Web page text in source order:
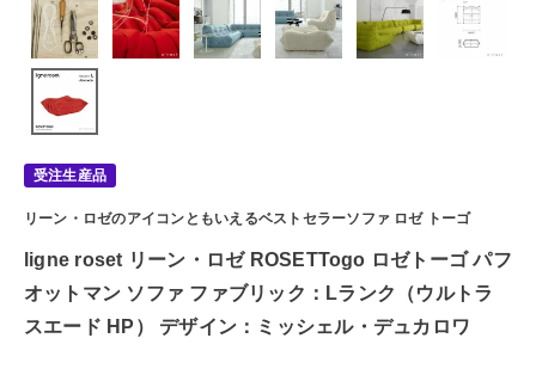
受注生産品
リーン・ロゼのアイコンともいえるベストセラーソファ ロゼ トーゴ
ligne roset リーン・ロゼ ROSETTogo ロゼトーゴ パフ
オットマン ソファ ファブリック：Lランク（ウルトラ
スエード HP） デザイン：ミッシェル・デュカロワ